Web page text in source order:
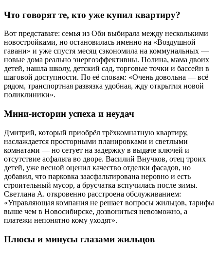
Что говорят те, кто уже купил квартиру?
Вот представьте: семья из Оби выбирала между несколькими
новостройками, но остановилась именно на «Воздушной
гавани» и уже спустя месяц сэкономила на коммунальных —
новые дома реально энергоэффективны. Полина, мама двоих
детей, нашла школу, детский сад, торговые точки и бассейн в
шаговой доступности. По её словам: «Очень довольна — всё
рядом, транспортная развязка удобная, жду открытия новой
поликлиники».
Мини-истории успеха и неудач
Дмитрий, который приобрёл трёхкомнатную квартиру,
наслаждается просторными планировками и светлыми
комнатами — но сетует на задержку в выдаче ключей и
отсутствие асфальта во дворе. Василий Внучков, отец троих
детей, уже весной оценил качество отделки фасадов, но
добавил, что парковка заасфальтирована неровно и есть
строительный мусор, а брусчатка вспучилась после зимы.
Светлана А. откровенно расстроена обслуживанием:
«Управляющая компания не решает вопросы жильцов, тарифы
выше чем в Новосибирске, дозвониться невозможно, а
платежи непонятно кому уходят».
Плюсы и минусы глазами жильцов